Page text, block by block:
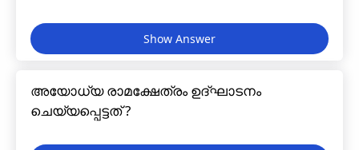
അയോധ്യ രാമക്ഷേത്രം ഉദ്ഘാടനം
ചെയ്യപ്പെട്ടത് ?